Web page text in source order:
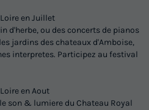
en Juillet
d'herbe, ou des concerts de pianos
jardins des chateaux d'Amboise,
interpretes. Participez au festival
en Aout
son & lumiere du Chateau Royal